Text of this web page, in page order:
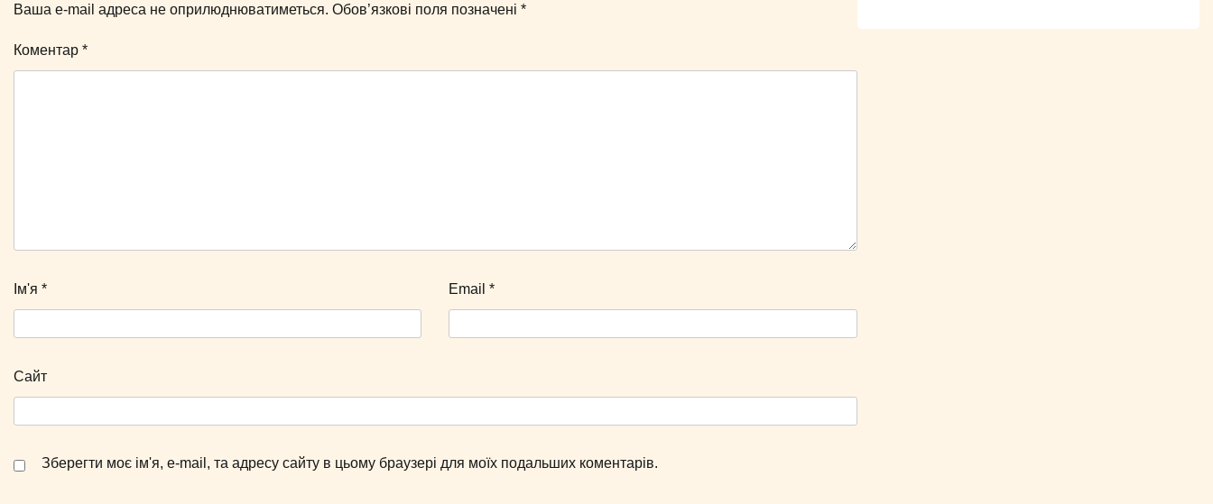
Ваша e-mail адреса не оприлюднюватиметься. Обов’язкові поля позначені *
Коментар *
Ім'я * Email*
Сайт
Зберегти моє ім'я, e-mail, та адресу сайту в цьому браузері для моїх подальших коментарів.